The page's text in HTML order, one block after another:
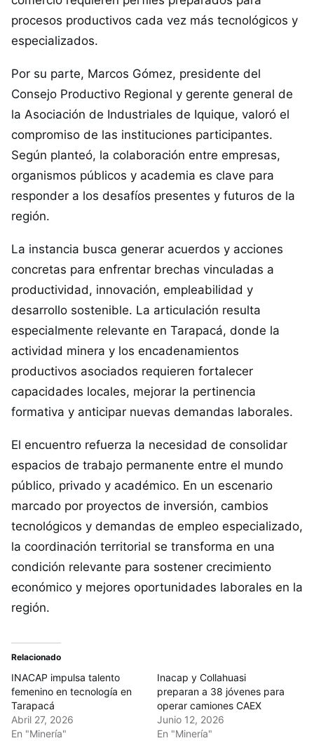
procesos productivos cada vez más tecnológicos y
especializados.
Por su parte, Marcos Gómez, presidente del
Consejo Productivo Regional y gerente general de
la Asociación de Industriales de Iquique, valoró el
compromiso de las instituciones participantes.
Según planteó, la colaboración entre empresas,
organismos públicos y academia es clave para
responder a los desafíos presentes y futuros de la
región.
La instancia busca generar acuerdos y acciones
concretas para enfrentar brechas vinculadas a
productividad, innovación, empleabilidad y
desarrollo sostenible. La articulación resulta
especialmente relevante en Tarapacá, donde la
actividad minera y los encadenamientos
productivos asociados requieren fortalecer
capacidades locales, mejorar la pertinencia
formativa y anticipar nuevas demandas laborales.
El encuentro refuerza la necesidad de consolidar
espacios de trabajo permanente entre el mundo
público, privado y académico. En un escenario
marcado por proyectos de inversión, cambios
tecnológicos y demandas de empleo especializado,
la coordinación territorial se transforma en una
condición relevante para sostener crecimiento
económico y mejores oportunidades laborales en la
región.
Relacionado
INACAP impulsa talento
femenino en tecnología en
Tarapacá
Abril 27, 2026
En "Minería"
Inacap y Collahuasi
preparan a 38 jóvenes para
operar camiones CAEX
Junio 12, 2026
En "Minería"